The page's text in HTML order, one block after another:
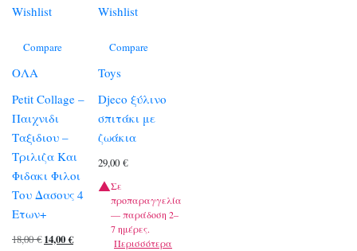
Wishlist
Compare
ΟΛΑ
Petit Collage –
Παιχνιδι
Ταξιδιου –
Τριλιζα Και
Φιδακι Φιλοι
Του Δασους 4
Ετων+
18,00€ Original
14,00€Η
Wishlist
Compare
Toys
Djeco ξύλινο
σπιτάκι με
ζωάκια
29,00€
Σε
προπαραγγελία
— παράδοση 2–
7 ημέρες.
Περισσότερα